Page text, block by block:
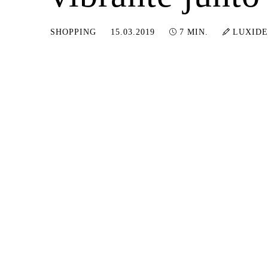
SHOPPING 15.03.2019 19.01.2024
7 MIN.